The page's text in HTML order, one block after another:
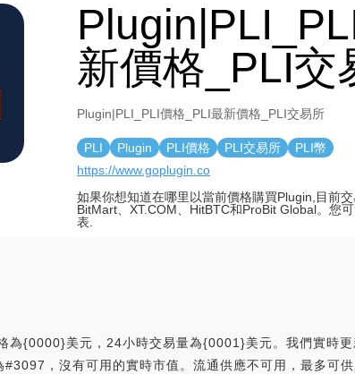
新價格_PLI交
Plugin|PLI_PLI價格_PLI最新價格_PLI交易所
PLI Plugin PLI價格 PLI交易所
PLI幣
https://www.goplugin.co
如果你想知道在哪里以當前價格購買Plugin,目前
BitMart、XT.COM、HitBTC和ProBit Global。您
表.
為{0000}美元，24小時交易量為{0001}美元。我們實時
，沒有可用的實時市值。流通供應不可用，最多可